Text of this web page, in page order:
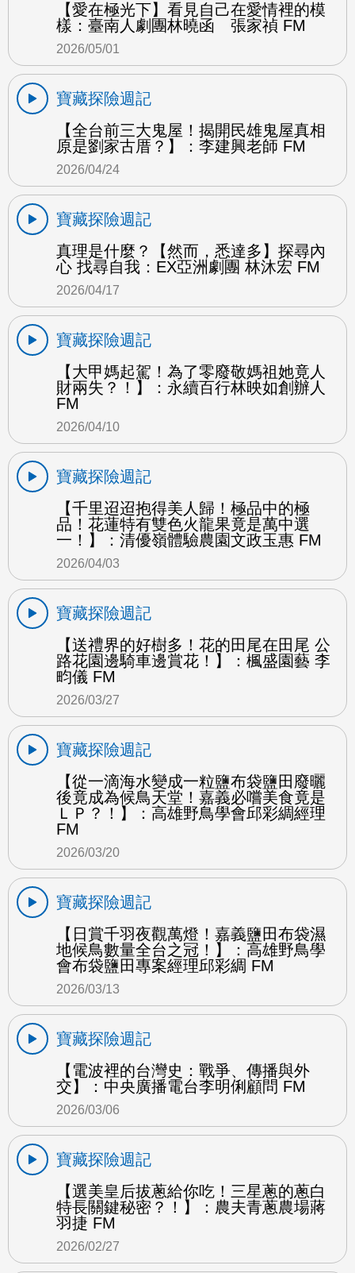
【愛在極光下】看見自己在愛情裡的模
樣：臺南人劇團林曉函 張家禎 FM
2026/05/01
寶藏探險週記
【全台前三大鬼屋！揭開民雄鬼屋真相
原是劉家古厝？】：李建興老師 FM
2026/04/24
寶藏探險週記
真理是什麼？【然而，悉達多】探尋內
心 找尋自我：EX亞洲劇團 林沐宏 FM
2026/04/17
寶藏探險週記
【大甲媽起駕！為了零廢敬媽祖她竟人
財兩失？！】：永續百行林映如創辦人
FM
2026/04/10
寶藏探險週記
【千里迢迢抱得美人歸！極品中的極
品！花蓮特有雙色火龍果竟是萬中選
一！】：清優嶺體驗農園文政玉惠 FM
2026/04/03
寶藏探險週記
【送禮界的好樹多！花的田尾在田尾 公
路花園邊騎車邊賞花！】：楓盛園藝 李
畇儀 FM
2026/03/27
寶藏探險週記
【從一滴海水變成一粒鹽布袋鹽田廢曬
後竟成為候鳥天堂！嘉義必嚐美食竟是
ＬＰ？！】：高雄野鳥學會邱彩綢經理
FM
2026/03/20
寶藏探險週記
【日賞千羽夜觀萬燈！嘉義鹽田布袋濕
地候鳥數量全台之冠！】：高雄野鳥學
會布袋鹽田專案經理邱彩綢 FM
2026/03/13
寶藏探險週記
【電波裡的台灣史：戰爭、傳播與外
交】：中央廣播電台李明俐顧問 FM
2026/03/06
寶藏探險週記
【選美皇后拔蔥給你吃！三星蔥的蔥白
特長關鍵秘密？！】：農夫青蔥農場蔣
羽捷 FM
2026/02/27